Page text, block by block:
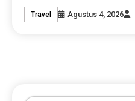
Travel Agustus 4, 2026